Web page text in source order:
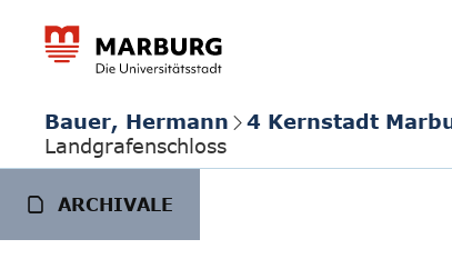
Bauer, Hermann 4 Kernstadt
Landgrafenschloss
ARCHIVALE